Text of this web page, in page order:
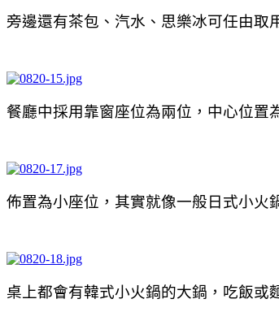
旁邊還有茶包、汽水、思樂冰可任由取
餐廳中採用靠窗座位為兩位，中心位置
佈置為小座位，其實就像一般日式小火
桌上都會有韓式小火鍋的大鍋，吃飯或